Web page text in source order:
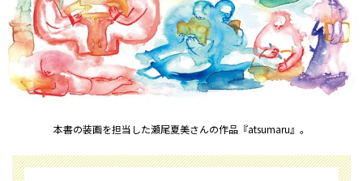
本書の装画を担当した瀬尾夏美さんの作品『atsumaru』。